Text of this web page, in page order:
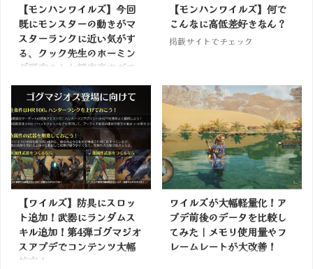
【モンハンワイルズ】今回
既にモンスターの動きがマ
スターランクに近い気がす
る、クック先生のホーミン
グ頭突きとか精度高すぎて
吹いた
掲載サイトでチェック
【モンハンワイルズ】何で
こんなに高低差好きなん？
掲載サイトでチェック
【ワイルズ】防具にスロッ
ト追加！武器にランダムス
キル追加！第4弾ゴグマジオ
スアプデでコンテンツ大幅
拡充！
ワイルズが大幅軽量化！ア
プデ前後のデータを比較し
てみた｜メモリ使用量やフ
レームレートが大改善！